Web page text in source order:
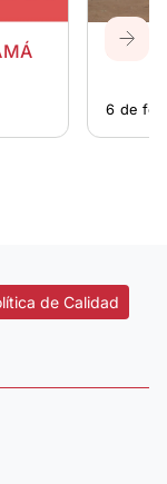
6 de
de Calidad